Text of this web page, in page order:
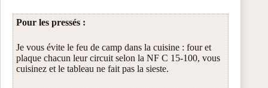
Pour les pressés :
Je vous évite le feu de camp dans la cuisine : four et
plaque chacun leur circuit selon la NF C 15-100, vous
cuisinez et le tableau ne fait pas la sieste.